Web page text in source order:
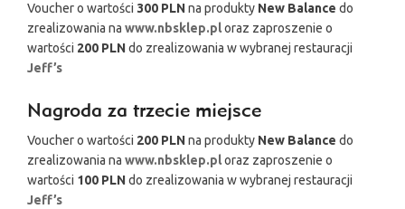
Voucher o wartości 300 PLNna produkty New Balance do
zrealizowania na www.nbsklep.ploraz zaproszenie o
wartości 200 PLNdo zrealizowania w wybranej restauracji
Jeff’s
Nagroda za trzecie miejsce
Voucher o wartości 200 PLNna produkty New Balance do
zrealizowania na www.nbsklep.ploraz zaproszenie o
wartości 100 PLNdo zrealizowania w wybranej restauracji
Jeff’s